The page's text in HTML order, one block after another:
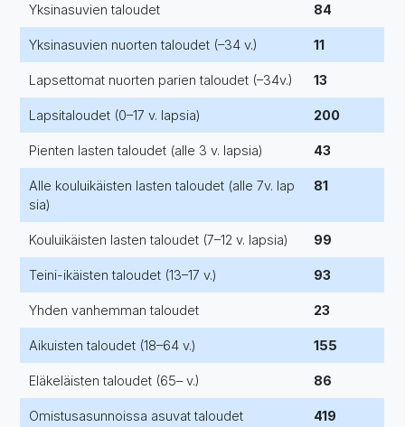
Yksinasuvien taloudet 84
Yksinasuvien nuorten taloudet (–34 v.) 11
Lapsettomat nuorten parien taloudet (–34v.) 13
Lapsitaloudet (0–17 v. lapsia) 200
Pienten lasten taloudet (alle 3 v. lapsia) 43
Alle kouluikäisten lasten taloudet (alle 7v. lap
sia)
81
Kouluikäisten lasten taloudet (7–12 v. lapsia) 99
Teini-ikäisten taloudet (13–17 v.) 93
Yhden vanhemman taloudet 23
Aikuisten taloudet (18–64 v.) 155
Eläkeläisten taloudet (65– v.) 86
Omistusasunnoissa asuvat taloudet 419